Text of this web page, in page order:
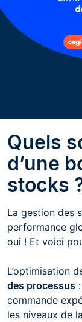
Quels
d’une
stocks
La gestion des
performance
oui ! Et voici
L’optimisation
des processus
commande
les niveaux de